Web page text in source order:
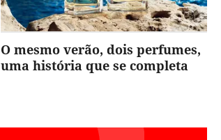
O mesmo verão, dois perfumes,
uma história que se completa